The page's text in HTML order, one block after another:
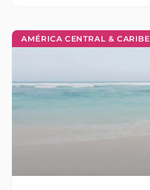
AMÉRICA CENTRAL & CARIBE